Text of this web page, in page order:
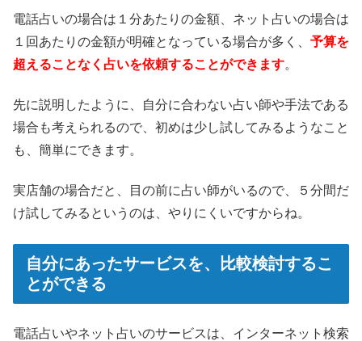
電話占いの場合は１分あたりの金額、ネット占いの場合は
１回あたりの金額が明確となっている場合が多く、 予算を
超えることなく占いを依頼することができます。
先に説明したように、自分に合わない占い師や手法である
場合も考えられるので、初めは少し試してみるようなこと
も、簡単にできます。
実店舗の場合だと、目の前に占い師がいるので、５分間だ
け試してみるというのは、やりにくいですからね。
自分にあったサービスを、比較検討するこ
とができる
電話占いやネット占いのサービスは、インターネット検索